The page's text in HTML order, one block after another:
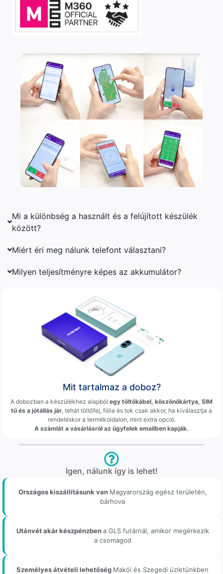
Mi a különbség a használt és a felújított készülék
között?
Miért éri meg nálunk telefont választani?
Milyen teljesítményre képes az akkumulátor?
Mit tartalmaz a doboz?
A dobozban a készülékhez alapból egy töltőkábel, köszönőkártya, SIM
tű és a jótállás jár , tehát töltőfej, fólia és tok csak akkor, ha kiválasztja a
rendeléskor a termékoldalon, mint extra opció.
A számlát a vásárlásról az ügyfelek emailben kapják.
Igen, nálunk így is lehet!
Országos kiszállításunk van Magyarország egész területén,
bárhova
Utánvét akár készpénzbena GLS futárnál, amikor megérkezik
a csomagod
Személyes átvételi lehetőség Makói és Szegedi üzletünkben